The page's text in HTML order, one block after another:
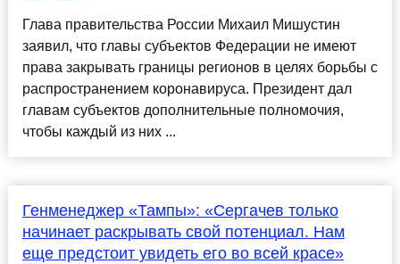
Глава правительства России Михаил Мишустин
заявил, что главы субъектов Федерации не имеют
права закрывать границы регионов в целях борьбы с
распространением коронавируса. Президент дал
главам субъектов дополнительные полномочия,
чтобы каждый из них ...
Генменеджер «Тампы»: «Сергачев только
начинает раскрывать свой потенциал. Нам
еще предстоит увидеть его во всей красе»